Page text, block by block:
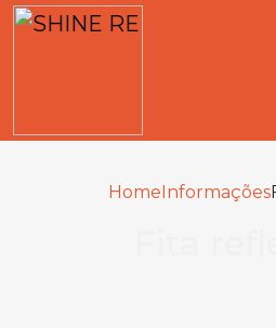
HomeInformações